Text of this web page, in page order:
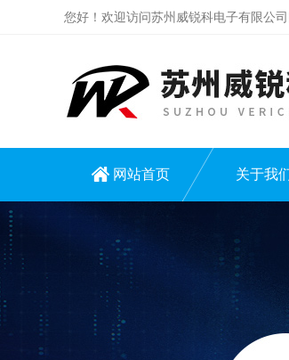
您好！欢迎访问苏州威锐科电子有限公司
网站首页 关于我